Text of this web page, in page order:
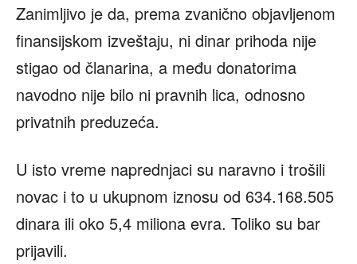
Zanimljivo je da, prema zvanično objavljenom
finansijskom izveštaju, ni dinar prihoda nije
stigao od članarina, a među donatorima
navodno nije bilo ni pravnih lica, odnosno
privatnih preduzeća.
U isto vreme naprednjaci su naravno i trošili
novac i to u ukupnom iznosu od 634.168.505
dinara ili oko 5,4 miliona evra. Toliko su bar
prijavili.